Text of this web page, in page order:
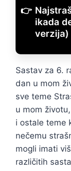
ikada
verzija)
Sastav za 6.
dan u mom
sve teme
u mom
i ostale teme
nečemu
mogli imati
različitih